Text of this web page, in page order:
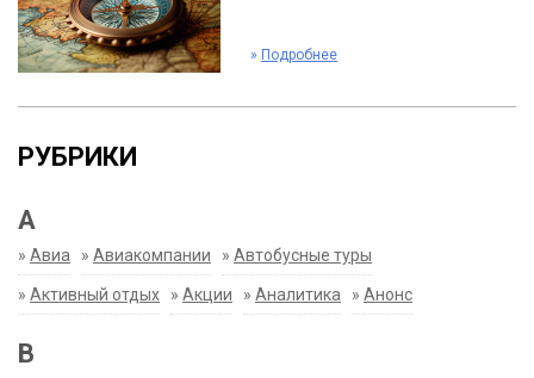
» Подробнее
РУБРИКИ
А
» Авиа » Авиакомпании » Автобусные туры
» Активный отдых » Акции » Аналитика » Анонс
В